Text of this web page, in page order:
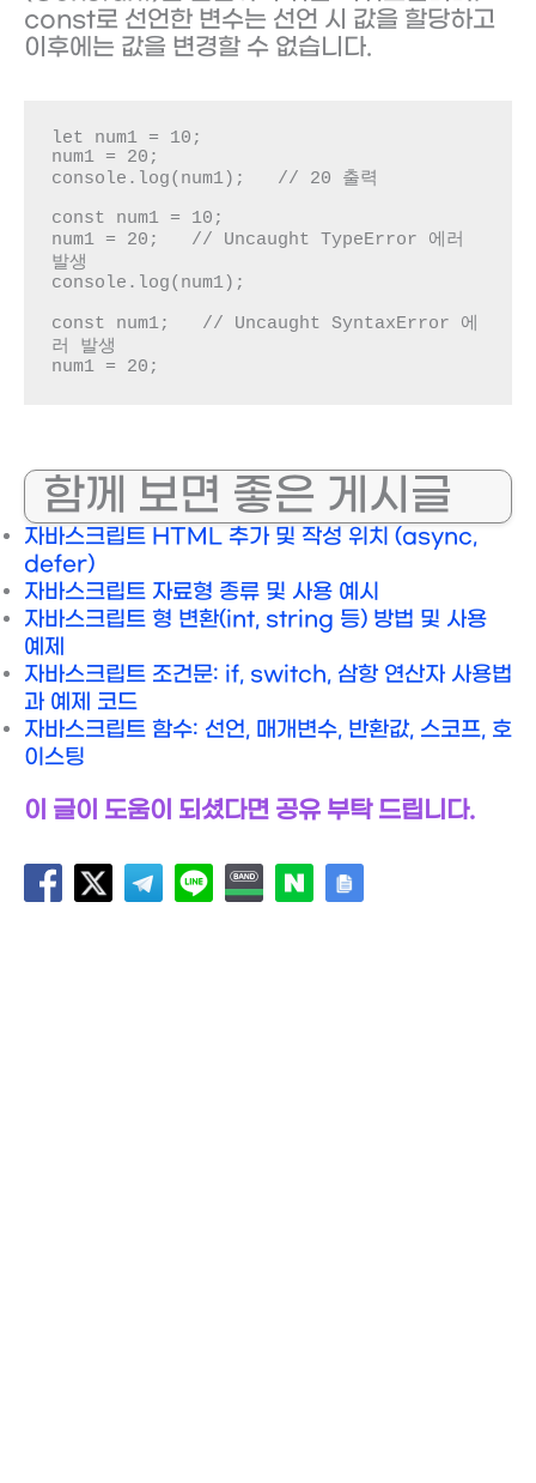
const로 선언한 변수는 선언 시 값을 할당하고
이후에는 값을 변경할 수 없습니다.
let num1 = 10;
num1 = 20;
console.log(num1);   // 20 출력
const num1 = 10;
num1 = 20;   // Uncaught TypeError 에러
발생
console.log(num1);
const num1;   // Uncaught SyntaxError 에
러 발생
num1 = 20;
함께 보면 좋은 게시글
자바스크립트 HTML 추가 및 작성 위치 (async,
defer)
자바스크립트 자료형 종류 및 사용 예시
자바스크립트 형 변환(int, string 등) 방법 및 사용
예제
자바스크립트 조건문: if, switch, 삼항 연산자 사용법
과 예제 코드
자바스크립트 함수: 선언, 매개변수, 반환값, 스코프, 호
이스팅
이 글이 도움이 되셨다면 공유 부탁 드립니다.